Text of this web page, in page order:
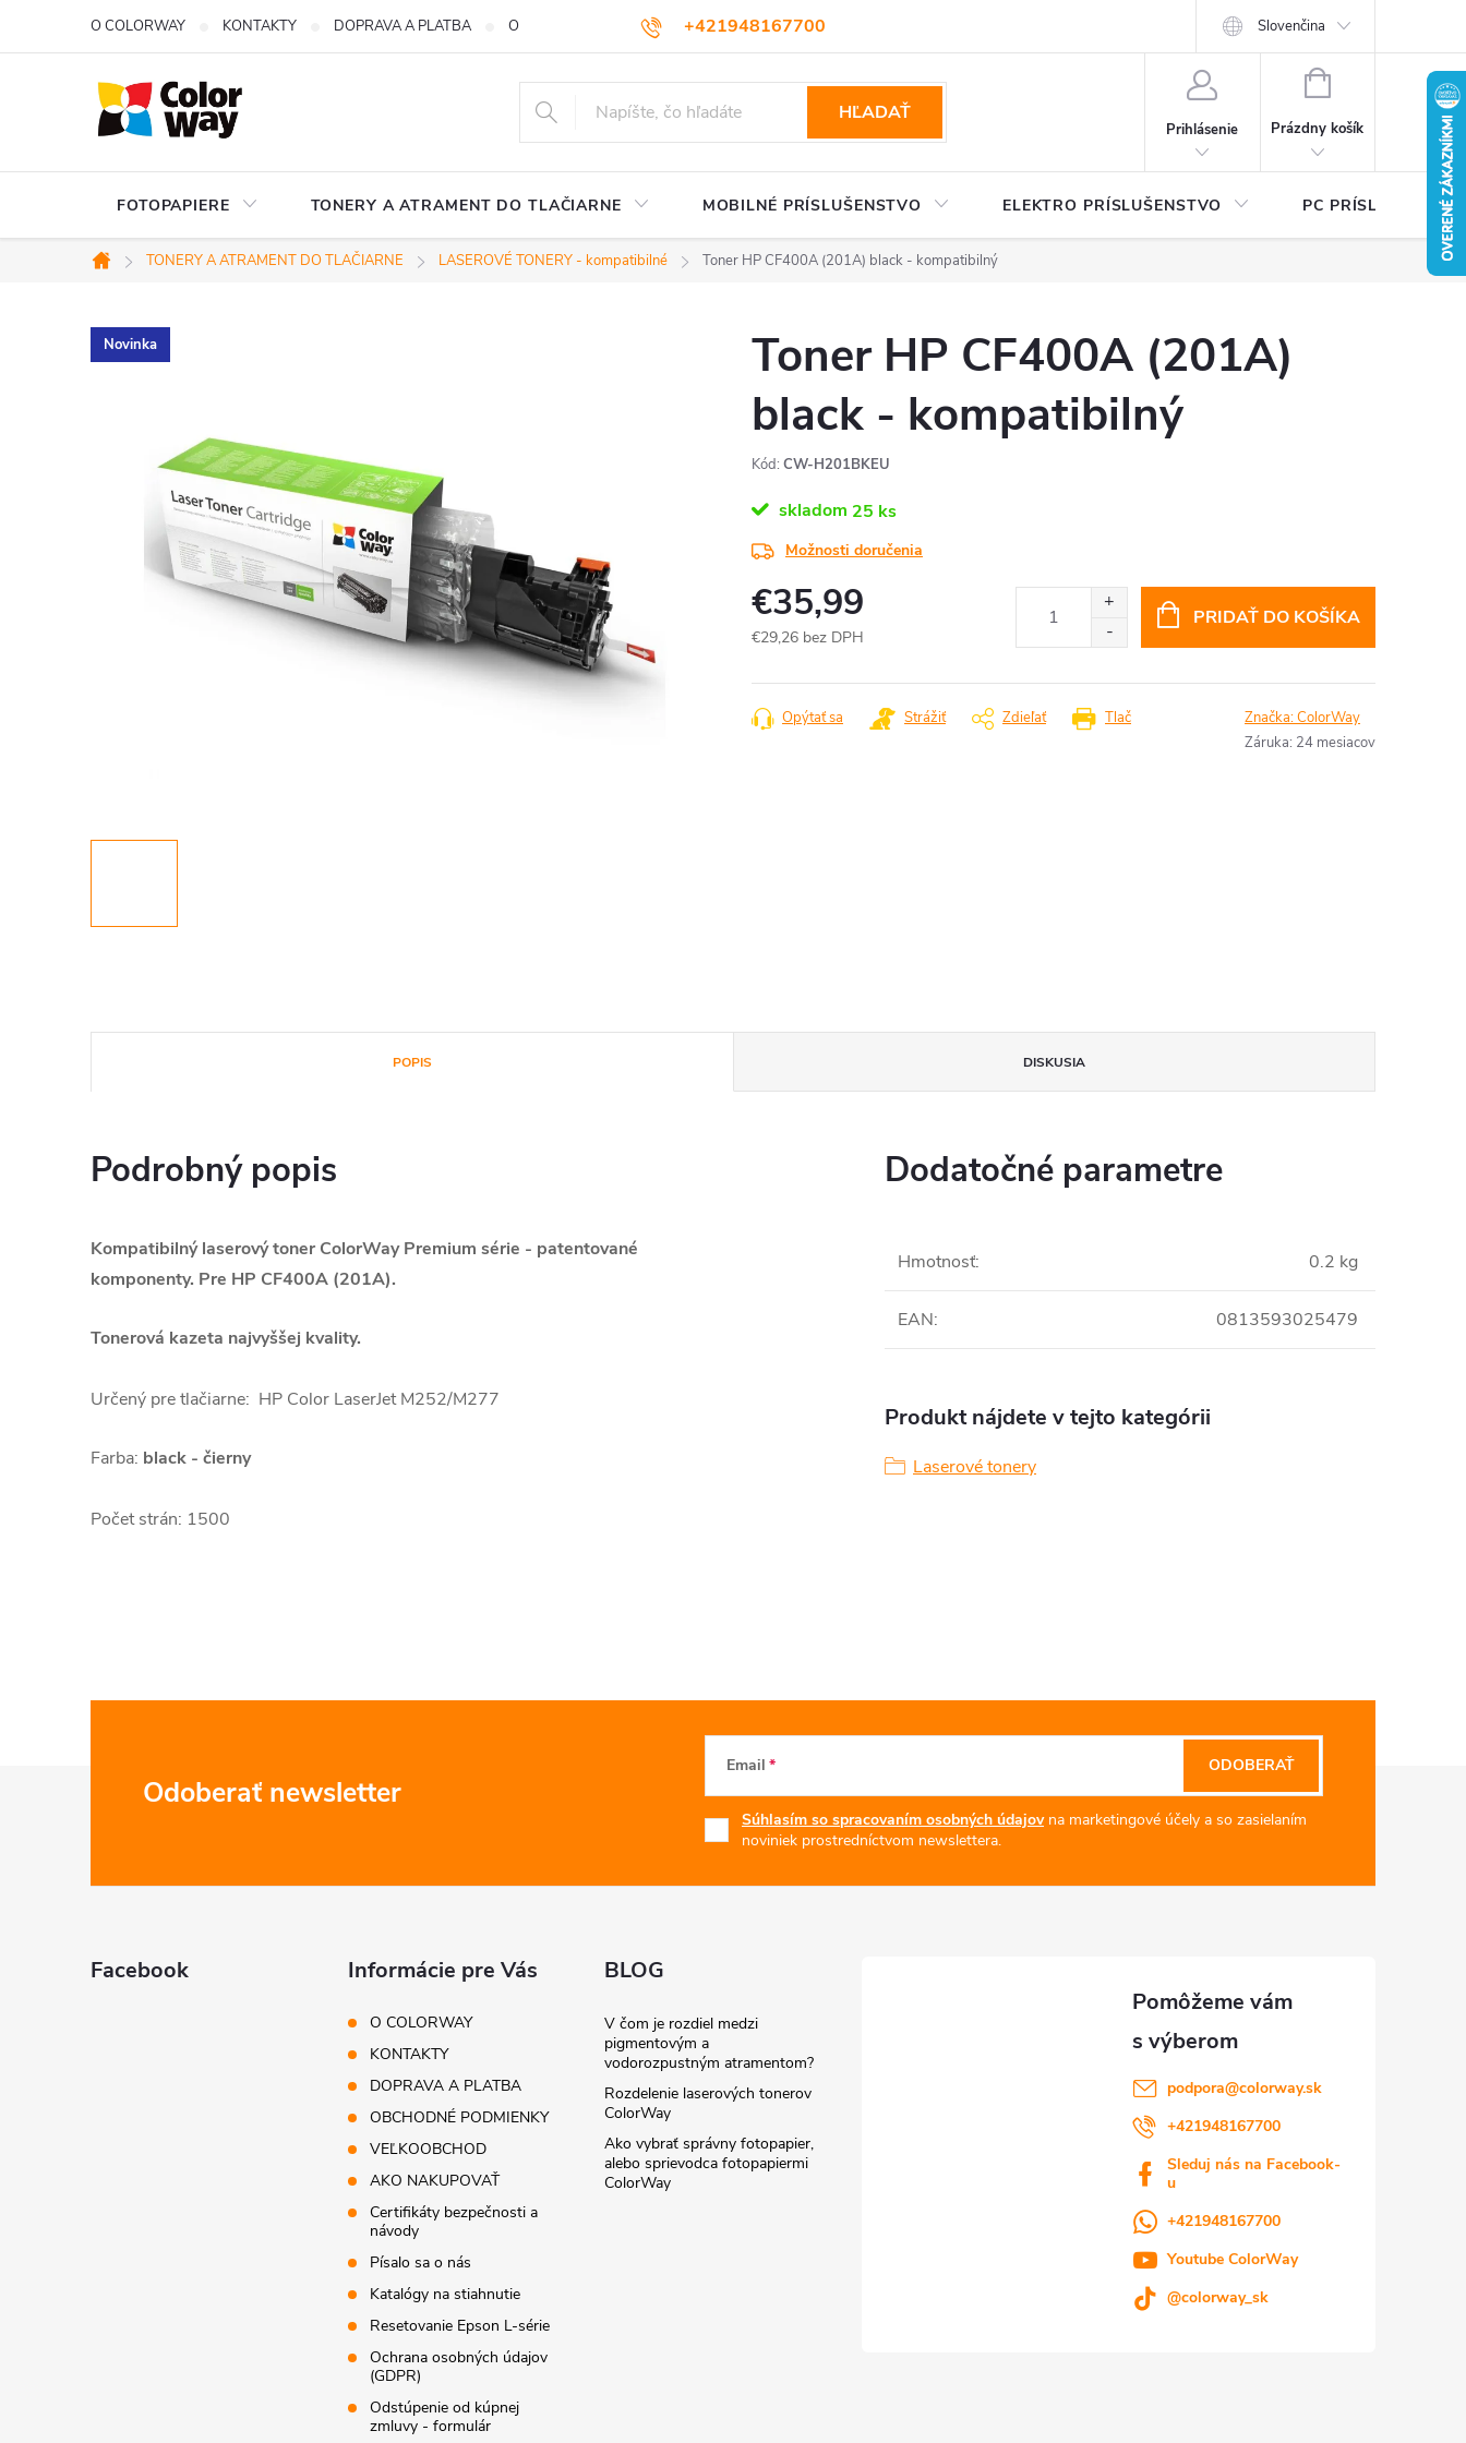
+421948167700
podpora@colorway.sk
O COLORWAY KONTAKTY DOPRAVA A PLATBA OBCHODNÉ PODMIENKY VEĽKOOBCHOD Písalo sa o nás
Slovenčina
HĽADAŤ
Prihlásenie
NÁKUPNÝ
Prázdny košík
FOTOPAPIERE TONERY A ATRAMENT DO TLAČIARNE MOBILNÉ PRÍSLUŠENSTVO ELEKTRO PRÍSLUŠENSTVO PC
Domov
TONERY A ATRAMENT DO TLAČIARNE LASEROVÉ TONERY - kompatibilné Toner HP CF400A (201A) black - kompatibilný
Novinka
Toner HP CF400A (201A)
black - kompatibilný
Kód: CW-H201BKEU
skladom 25 ks
Možnosti doručenia
€35,99
€29,26 bez DPH
cena:
PRIDAŤ DO KOŠÍKA
Tlač
Opýtať sa Strážiť Zdieľať Značka:ColorWay
Záruka: 24 mesiacov
POPIS DISKUSIA
Podrobný popis
Kompatibilný laserový toner ColorWay Premium série - patentované
komponenty. Pre HP CF400A (201A).
Tonerová kazeta najvyššej kvality.
Určený pre tlačiarne: HP Color LaserJet M252/M277
Farba: black - čierny
Počet strán: 1500
Dodatočné parametre
Hmotnosť: 0.2 kg
EAN: 0813593025479
Produkt nájdete v tejto kategórii
Laserové tonery
Odoberať newsletter
Email
Súhlasím so spracovaním osobných údajovna marketingové účely a so zasielaním
noviniek prostredníctvom newslettera.
ODOBERAŤ
Facebook Informácie pre Vás
O COLORWAY
KONTAKTY
DOPRAVA A PLATBA
OBCHODNÉ PODMIENKY
VEĽKOOBCHOD
AKO NAKUPOVAŤ
Certifikáty bezpečnosti a
návody
Písalo sa o nás
Katalógy na stiahnutie
Resetovanie Epson L-série
Ochrana osobných údajov
(GDPR)
Odstúpenie od kúpnej
zmluvy - formulár
BLOG
V čom je rozdiel medzi
pigmentovým a
vodorozpustným atramentom?
Rozdelenie laserových tonerov
ColorWay
Ako vybrať správny fotopapier,
alebo sprievodca fotopapiermi
ColorWay
podpora@colorway.sk
+421948167700
Sleduj nás na Facebook-
u
+421948167700
Youtube ColorWay
@colorway_sk